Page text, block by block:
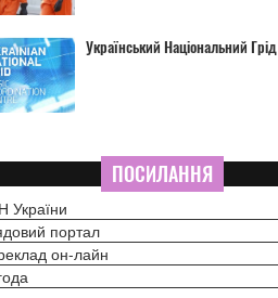
Український Національний Грід
ПОСИЛАННЯ
України
портал
он-лайн